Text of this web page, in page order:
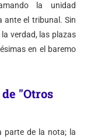
la unidad
ante el tribunal. Sin
verdad, las plazas
en el baremo
"Otros
parte de la nota; la